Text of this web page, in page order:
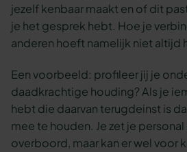
jezelf kenbaar maakt en of dit
je het gesprek hebt. Hoe je
anderen hoeft namelijk niet altijd
Een voorbeeld: profileer jij je
daadkrachtige houding? Als je
hebt die daarvan terugdeinst is
mee te houden. Je zet je
overboord, maar kan er wel voor